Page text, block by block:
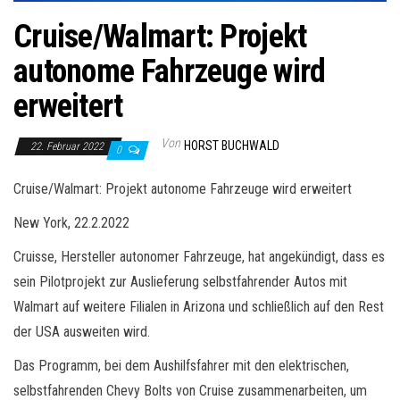
Cruise/Walmart: Projekt
autonome Fahrzeuge wird
erweitert
22. Februar 2022 0 Von HORST BUCHWALD
Cruise/Walmart: Projekt autonome Fahrzeuge wird erweitert
New York, 22.2.2022
Cruisse, Hersteller autonomer Fahrzeuge, hat angekündigt, dass es
sein Pilotprojekt zur Auslieferung selbstfahrender Autos mit
Walmart auf weitere Filialen in Arizona und schließlich auf den Rest
der USA ausweiten wird.
Das Programm, bei dem Aushilfsfahrer mit den elektrischen,
selbstfahrenden Chevy Bolts von Cruise zusammenarbeiten, um